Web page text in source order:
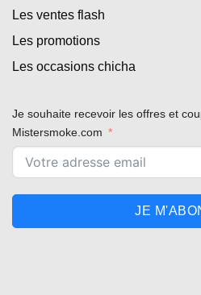
Les ventes flash
Les promotions
Les occasions chicha
Je souhaite recevoir les offres et
Mistersmoke.com
JE